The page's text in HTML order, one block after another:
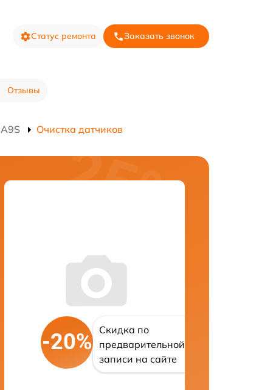
Статус ремонта Заказать звонок
Отзывы
Очистка датчиков
-20%
Скидка по
предварительной
записи на сайте